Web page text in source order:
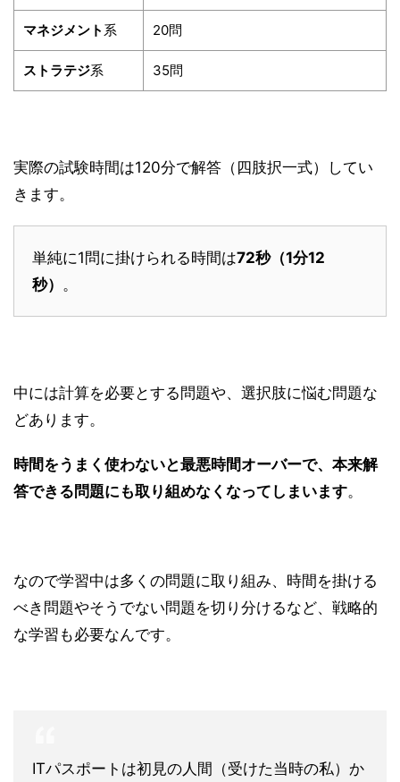
マネジメント 系 20問
ストラテジ系 35問
実際の試験時間は120分で解答（四肢択一式）してい
きます。
単純に1問に掛けられる時間は72秒（1分12
秒） 。
中には計算を必要とする問題や、選択肢に悩む問題な
どあります。
時間をうまく使わないと最悪時間オーバーで、本来解
答できる問題にも取り組めなくなってしまいます。
なので学習中は多くの問題に取り組み、時間を掛ける
べき問題やそうでない問題を切り分けるなど、戦略的
な学習も必要なんです。
ITパスポートは初見の人間（受けた当時の私）か